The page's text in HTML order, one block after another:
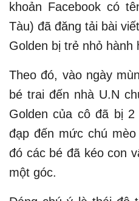
khoản Facebook có
Tàu) đã đăng tải bài
Golden bị trẻ nhỏ hành
Theo đó, vào ngày
bé trai đến nhà U.N
Golden của cô đã bị
đạp đến mức chú
đó các bé đã kéo con
một góc.